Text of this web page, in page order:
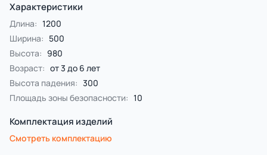
Характеристики
Длина: 1200
Ширина: 500
Высота: 980
Возраст: от 3 до 6 лет
Высота падения: 300
Площадь зоны безопасности: 10
Комплектация изделий
Смотреть комплектацию